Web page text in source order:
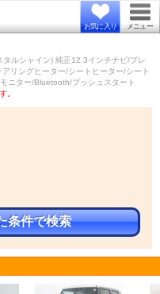
お気に入り メニュー
ルシャイン) 純正12.3インチナビ/プレ
リングヒーター/シートヒーター/シート
ニター/Bluetooth/プッシュスタート
。
条件で検索